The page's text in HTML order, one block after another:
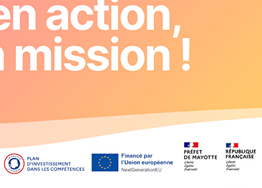
Cliquez pour éditer
Accueil
▾
Accueil
Solidarité International
Qui sommes nous ?
▾
Le projet éducatif et pédagogique
Tiers lieu
Ateliers